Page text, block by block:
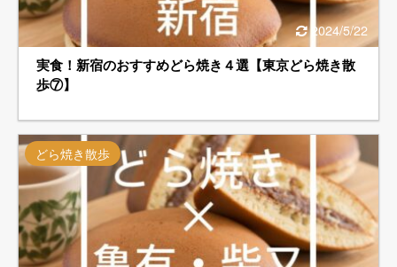
2024/5/22
実食！新宿のおすすめどら焼き４選【東京どら焼き散
歩⑦】
どら焼き散歩